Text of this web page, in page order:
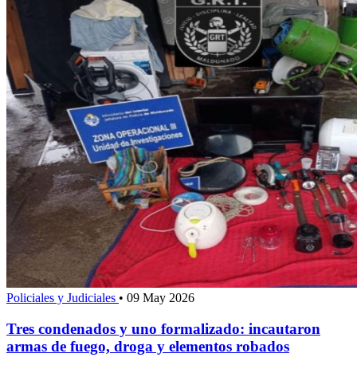
Policiales y Judiciales • 09 May 2026
Tres condenados y uno formalizado: incautaron
armas de fuego, droga y elementos robados